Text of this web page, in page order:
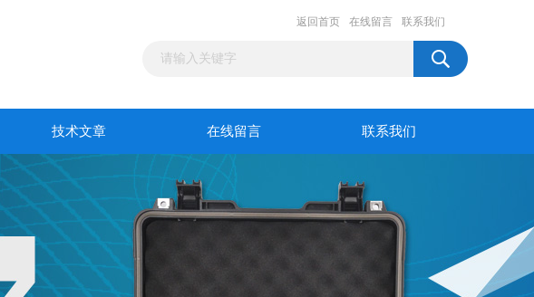
返回首页 在线留言 联系我们
技术文章 在线留言 联系我们